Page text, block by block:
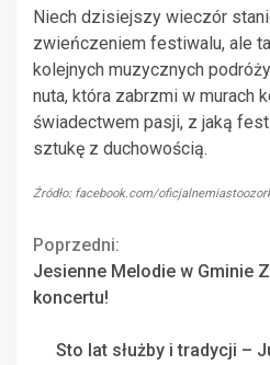
Niech dzisiejszy wieczór
zwieńczeniem festiwalu, ale
kolejnych muzycznych
nuta, która zabrzmi w murach
świadectwem pasji, z jaką
sztukę z duchowością.
Źródło: facebook.com/
Continue
Reading
Poprzedni:
Jesienne Melodie w Gminie
koncertu!
Sto lat służby i tradycji –